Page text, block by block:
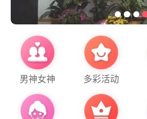
男神女神 多彩活动